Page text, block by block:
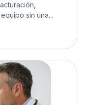
sin una...